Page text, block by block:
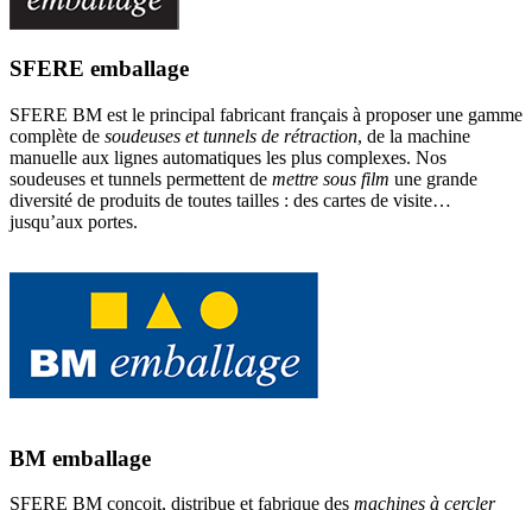
SFERE emballage
SFERE BM est le principal fabricant français à proposer une gamme
complète de soudeuses et tunnels de rétraction, de la machine
manuelle aux lignes automatiques les plus complexes. Nos
soudeuses et tunnels permettent de mettre sous film une grande
diversité de produits de toutes tailles : des cartes de visite…
jusqu’aux portes.
BM emballage
SFERE BM conçoit, distribue et fabrique des machines à cercler